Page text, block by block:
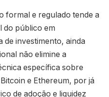
formal e regulado tende a
do público em
investimento, ainda
não elimine a
específica sobre
e Ethereum, por já
de adoção e liquidez